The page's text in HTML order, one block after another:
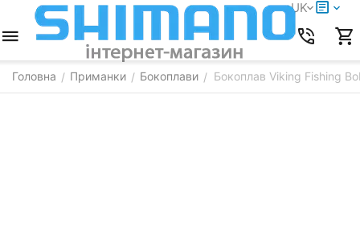
UK
Головна / Приманки / Бокоплави / Бокоплав Viking Fishing